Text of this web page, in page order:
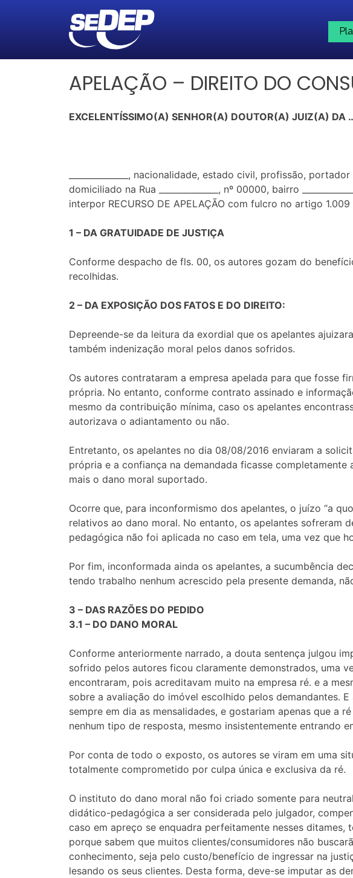
APELAÇÃO – DIREITO DO
EXCELENTÍSSIMO(A) SENHOR(A) DOUTOR(A) JUIZ(A)
______________, nacionalidade, estado civil, profissão,
domiciliado na Rua ______________, nº 00000, bairro
interpor RECURSO DE APELAÇÃO com fulcro no artigo
1 – DA GRATUIDADE DE JUSTIÇA
Conforme despacho de fls. 00, os autores gozam do
recolhidas.
2 – DA EXPOSIÇÃO DOS FATOS E DO DIREITO:
Depreende-se da leitura da exordial que os apelantes
também indenização moral pelos danos sofridos.
Os autores contrataram a empresa apelada para que fosse
própria. No entanto, conforme contrato assinado e
mesmo da contribuição mínima, caso os apelantes
autorizava o adiantamento ou não.
Entretanto, os apelantes no dia 08/08/2016 enviaram a
própria e a confiança na demandada ficasse
mais o dano moral suportado.
Ocorre que, para inconformismo dos apelantes, o juízo “a
relativos ao dano moral. No entanto, os apelantes sofreram
pedagógica não foi aplicada no caso em tela, uma vez que
Por fim, inconformada ainda os apelantes, a sucumbência
tendo trabalho nenhum acrescido pela presente demanda,
3 – DAS RAZÕES DO PEDIDO
3.1 – DO DANO MORAL
Conforme anteriormente narrado, a douta sentença julgou
sofrido pelos autores ficou claramente demonstrados, uma
encontraram, pois acreditavam muito na empresa ré. e a
sobre a avaliação do imóvel escolhido pelos demandantes.
sempre em dia as mensalidades, e gostariam apenas que a
nenhum tipo de resposta, mesmo insistentemente entrando
Por conta de todo o exposto, os autores se viram em uma
totalmente comprometido por culpa única e exclusiva da ré.
O instituto do dano moral não foi criado somente para
didático-pedagógica a ser considerada pelo julgador,
caso em apreço se enquadra perfeitamente nesses
porque sabem que muitos clientes/consumidores não
conhecimento, seja pelo custo/benefício de ingressar na
lesando os seus clientes. Desta forma, deve-se imputar as